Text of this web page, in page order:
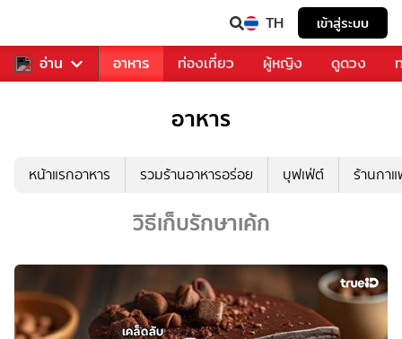
TH เข้าสู่ระบบ
อ่าน
รวงการเพลง อาหาร ท่องเที่ยว ผู้หญิง ดูดวง
อาหาร
หน้าแรกอาหาร รวมร้านอาหารอร่อย บุฟเฟ่ต์ ร้านกา
วิธีเก็บรักษาเค้ก